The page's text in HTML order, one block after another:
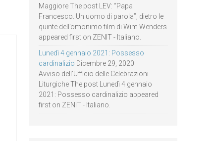
Maggiore The post LEV: “Papa
Francesco. Un uomo di parola”, dietro le
quinte dell’omonimo film di Wim Wenders
appeared first on ZENIT - Italiano.
Lunedì 4 gennaio 2021: Possesso
cardinalizio Dicembre 29, 2020
Avviso dell’Ufficio delle Celebrazioni
Liturgiche The post Lunedì 4 gennaio
2021: Possesso cardinalizio appeared
first on ZENIT - Italiano.